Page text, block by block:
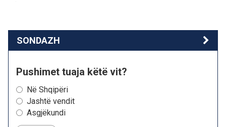
SONDAZH
Pushimet tuaja këtë vit?
Në Shqipëri
Jashtë vendit
Asgjëkundi